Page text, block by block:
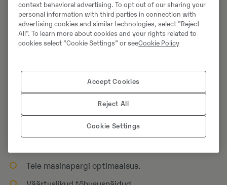
Terviklahendused, mis keskenduvad
majanduslikule edule.
Kõige kasulikum lahendus igaks otstarbeks
Nõustamine kasutusotstarbe järgi:
Kogenud ja koolitatud nõustajad.
Teie masinapargi optimaalsus.
context behavioral advertising. To opt out of our sharing your
personal information with third parties in connection with
advertising cookies and similar technologies, select "Reject
All". To learn more about cookies and your rights related to
cookies select “Cookie Settings” or seeCookie Policy
Accept Cookies
Reject All
Cookie Settings